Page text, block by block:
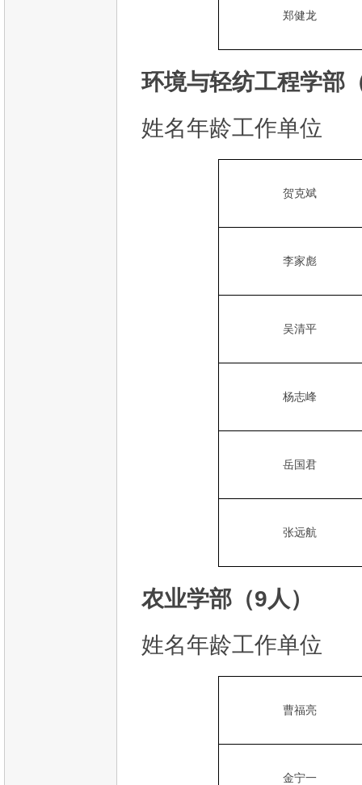
郑健龙
环境与轻纺工程学部
姓名年龄工作单位
贺克斌
李家彪
吴清平
杨志峰
岳国君
张远航
农业学部（9人）
姓名年龄工作单位
曹福亮
金宁一